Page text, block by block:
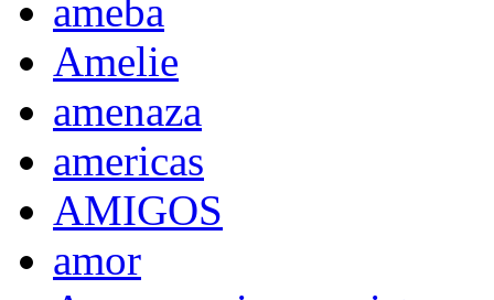
ameba
Amelie
amenaza
americas
AMIGOS
amor